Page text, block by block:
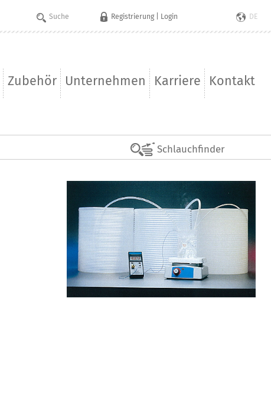
Registrierung Login DE
Zubehör Unternehmen Karriere Kontakt
Schlauchfinder